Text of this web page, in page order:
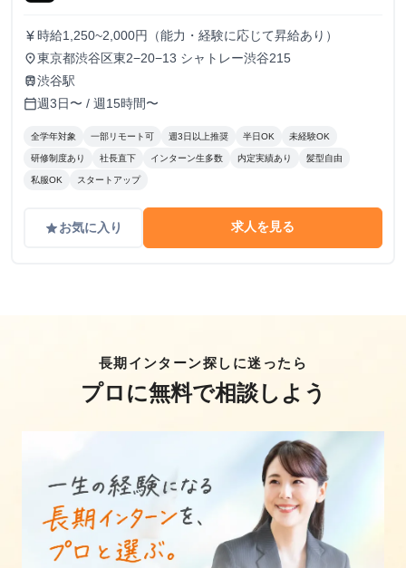
currency_yen 時給1,250~2,000円（能力・経験に応じて昇給あり）
place東京都渋谷区東2−20−13 シャトレー渋谷215
train渋谷駅
calendar_today週3日〜 / 週15時間〜
全学年対象 一部リモート可 週3日以上推奨 半日OK 未経験OK
研修制度あり 社長直下 インターン生多数 内定実績あり 髪型自由
私服OK スタートアップ
gradeお気に入り 求人を見る
長期インターン探しに迷ったら
プロに無料で相談しよう